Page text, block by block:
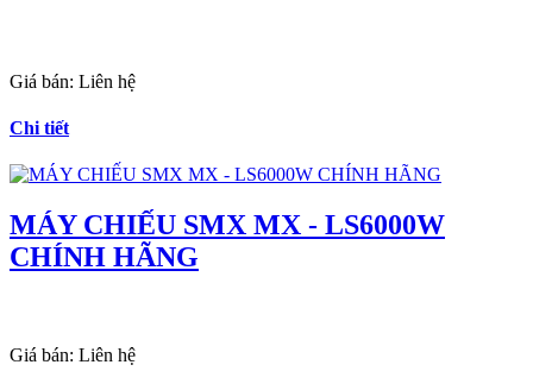
Giá bán: Liên hệ
Chi tiết
MÁY CHIẾU SMX MX - LS6000W
CHÍNH HÃNG
Giá bán: Liên hệ